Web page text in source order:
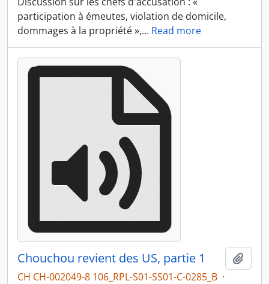
participation à émeutes, violation de domicile,
dommages à la propriété »,… Read more
Chouchou revient des US, partie 1
CH CH-002049-8 106_RPL-S01-SS01-C-0285_B ·